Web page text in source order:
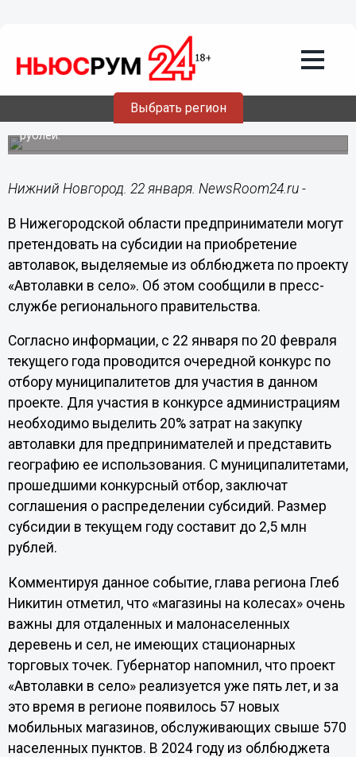
Выбрать регион
Нижегородским предпринимателям
дадут субсидии на приобретение
автолавок
Предоставляются субсидии в размере до 2,5 млн
рублей.
Нижний Новгород. 22 января. NewsRoom24.ru -
В Нижегородской области предприниматели могут
претендовать на субсидии на приобретение
автолавок, выделяемые из облбюджета по проекту
«Автолавки в село». Об этом сообщили в пресс-
службе регионального правительства.
Согласно информации, с 22 января по 20 февраля
текущего года проводится очередной конкурс по
отбору муниципалитетов для участия в данном
проекте. Для участия в конкурсе администрациям
необходимо выделить 20% затрат на закупку
автолавки для предпринимателей и представить
географию ее использования. С муниципалитетами,
прошедшими конкурсный отбор, заключат
соглашения о распределении субсидий. Размер
субсидии в текущем году составит до 2,5 млн
рублей.
Комментируя данное событие, глава региона Глеб
Никитин отметил, что «магазины на колесах» очень
важны для отдаленных и малонаселенных
деревень и сел, не имеющих стационарных
торговых точек. Губернатор напомнил, что проект
«Автолавки в село» реализуется уже пять лет, и за
это время в регионе появилось 57 новых
мобильных магазинов, обслуживающих свыше 570
населенных пунктов. В 2024 году из облбюджета